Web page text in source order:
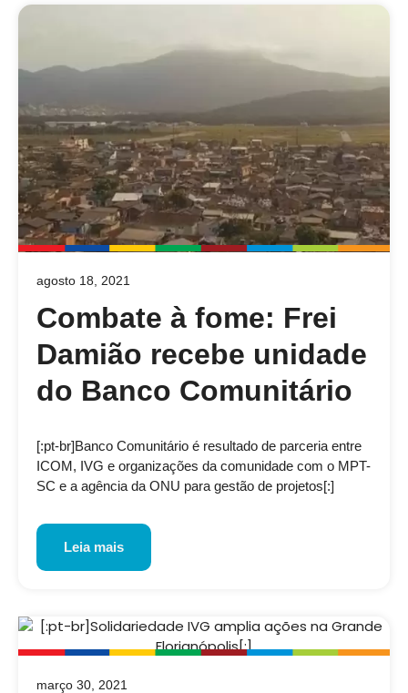
agosto 18, 2021
Combate à fome: Frei
Damião recebe unidade
do Banco Comunitário
[:pt-br]Banco Comunitário é resultado de parceria entre
ICOM, IVG e organizações da comunidade com o MPT-
SC e a agência da ONU para gestão de projetos[:]
Leia mais
março 30, 2021